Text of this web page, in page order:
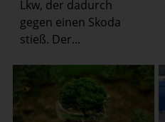
Lkw, der dadurch
gegen einen Skoda
stieß. Der...